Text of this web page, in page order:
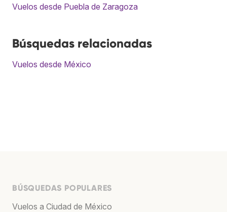
Vuelos desde Puebla de Zaragoza
Búsquedas relacionadas
Vuelos desde México
BÚSQUEDAS POPULARES
Vuelos a Ciudad de México